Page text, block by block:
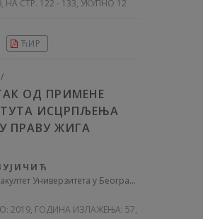
НА СТР. 122 - 133, УКУПНО 12
ЋИР
ОД ПРИМЕНЕ
ИСЦРПЉЕЊА
ПРАВУ ЖИГА
Универзитета у Београду
2019, ГОДИНА ИЗЛАЖЕЊА: 57,